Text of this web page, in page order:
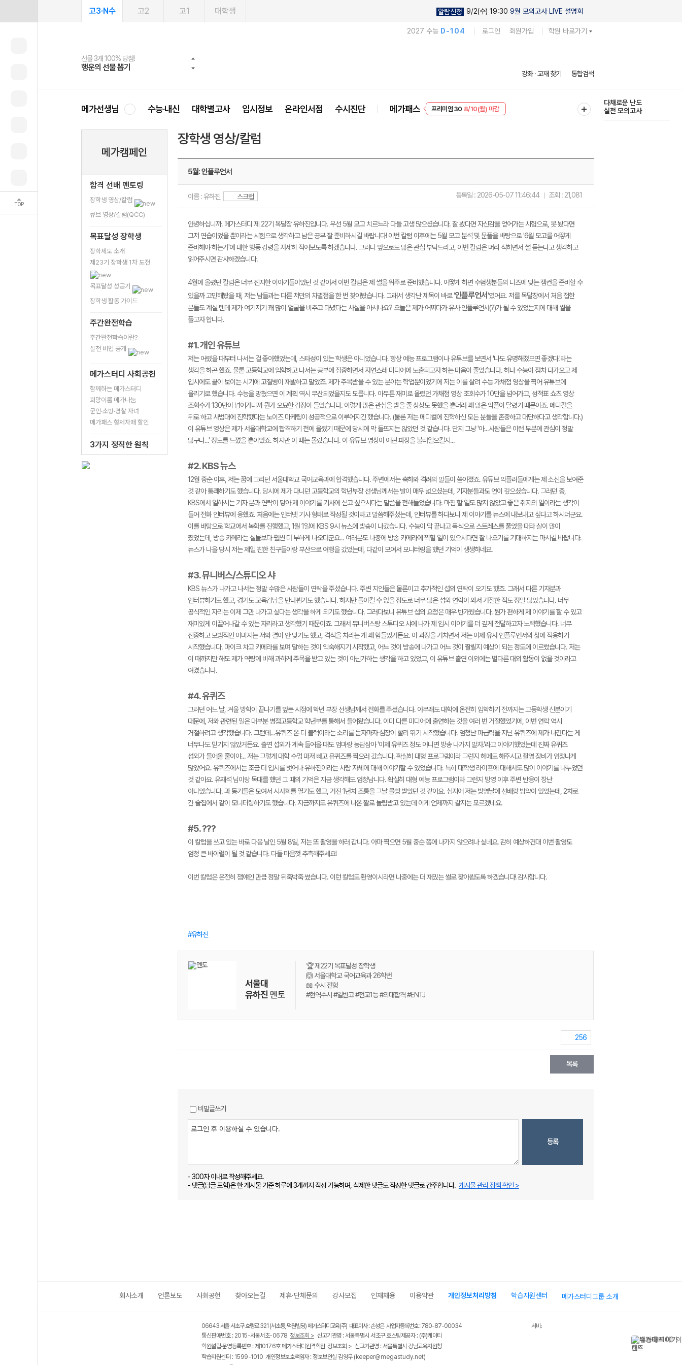
TOP
고3·N수 고2 고1 대학생 알람신청 9/2(수) 19:30 9월 모의고사 LIVE 설명회
2027 수능 D-104 로그인 회원가입 학원 바로가기
메가스터디
선물 3개 100% 당첨!
행운의 선물 뽑기
선물 100% 증정!
메가스터디 X 올리브
여름방학 스터디 캐시백
메가런 썸머스쿨
2027 러셀 단과
강사 공개선발
스마트러닝앱
설문 EVENT
메가패스
3일 무료 체험권
메가패스 수강생 무료혜택!
메가클럽 멤버십
사회공헌 캠페인
희망이룸 메가나눔
강좌 · 교재 찾기 통합검색
메가선생님 수능·내신 대학별고사 입시정보 온라인서점 수시진단 메가패스
EVENT 8/10(월) 마감
다채로운 난도
실전 모의고사
메가캠페인
합격 선배 멘토링
장학생 영상/칼럼
큐브 영상/칼럼(QCC)
목표달성 장학생
장학제도 소개
제23기 장학생 1차 도전
목표달성 성공기
장학생 활동 가이드
주간완전학습
주간완전학습이란?
실천 비법 공개
메가스터디 사회공헌
함께하는 메가스터디
희망이룸 메가나눔
군인·소방·경찰 자녀
메가패스 형제자매 할인
3가지 정직한 원칙
장학생 영상/칼럼
5월: 인플루언서
이름 : 유하진 스크랩 등록일 : 2026-05-07 11:46:44 조회 : 21,081
안녕하십니까. 메가스터디 제 22기 목달장 유하진입니다. 우선 5월 모고 치르느라 다들 고생 많으셨습니다. 잘 봤다면 자신감을 얻어가는 시험으로, 못 봤다면
그저 연습이었을 뿐이라는 시험으로 생각하고 남은 공부 잘 준비하시길 바랍니다! 이번 칼럼 이후에는 5월 모고 분석 및 문풀을 바탕으로 '6월 모고를 어떻게
준비해야 하는가'에 대한 행동 강령을 자세히 적어보도록 하겠습니다. 그러니 앞으로도 많은 관심 부탁드리고, 이번 칼럼은 머리 식히면서 썰 듣는다고 생각하고
읽어주시면 감사하겠습니다.
4월에 올렸던 칼럼은 너무 진지한 이야기들이었던 것 같아서 이번 칼럼은 제 썰을 위주로 준비했습니다. 어떻게 하면 수험생분들의 니즈에 맞는 잼컨을 준비할 수
있을까 고민해봤을 때, 저는 남들과는 다른 저만의 차별점을 한 번 찾아봤습니다. 그래서 생각난 제목이 바로 '인플루언서'였어요. 저를 목달장에서 처음 접한
분들도 계실 텐데 제가 여기저기 꽤 많이 얼굴을 비추고 다녔다는 사실을 아시나요? 오늘은 제가 어쩌다가 유사 인플루언서(?)가 될 수 있었는지에 대해 썰을
풀고자 합니다.
#1. 개인 유튜브
저는 어렸을 때부터 나서는 걸 좋아했었는데, 스타성이 있는 학생은 아니었습니다. 항상 예능 프로그램이나 유튜브를 보면서 '나도 유명해졌으면 좋겠다.'라는
생각을 하곤 했죠. 물론 고등학교에 입학하고 나서는 공부에 집중하면서 자연스레 미디어에 노출되고자 하는 마음이 줄었습니다. 허나 수능이 점차 다가오고 제
입시에도 끝이 보이는 시기에 고질병이 재발하고 말았죠. 제가 주목받을 수 있는 분야는 학업뿐이었기에 저는 이를 살려 수능 가채점 영상을 찍어 유튜브에
올리기로 했습니다. 수능을 망쳤으면 이 계획 역시 무산되었을지도 모릅니다. 아무튼 재미로 올렸던 가채점 영상 조회수가 10만을 넘어가고, 성적표 쇼츠 영상
조회수가 130만이 넘어가니까 뭔가 오묘한 감정이 들었습니다. 이렇게 많은 관심을 받을 줄 상상도 못했을 뿐더러 꽤 많은 악플이 달렸기 때문이죠. 메디컬을
뒤로 하고 사범대에 진학했다는 노이즈 마케팅이 성공적으로 이루어지긴 했습니다. (물론 저는 메디컬에 진학하신 모든 분들을 존중하고 대단하다고 생각합니다.)
이 유튜브 영상은 제가 서울대학교에 합격하기 전에 올렸기 때문에 당시에 막 들뜨지는 않았던 것 같습니다. 단지 그냥 '아...사람들은 이런 부분에 관심이 정말
많구나...' 정도를 느꼈을 뿐이었죠. 하지만 이 때는 몰랐습니다. 이 유튜브 영상이 어떤 파장을 불러일으킬지...
#2. KBS 뉴스
12월 중순 이후, 저는 꿈에 그리던 서울대학교 국어교육과에 합격했습니다. 주변에서는 축하와 격려의 말들이 쏟아졌죠. 유튜브 악플러들에게는 제 소신을 보여준
것 같아 통쾌하기도 했습니다. 당시에 제가 다니던 고등학교의 학년부장 선생님께서는 발이 매우 넓으셨는데, 기자분들과도 연이 깊으셨습니다. 그러던 중,
KBS에서 일하시는 기자 분과 연락이 닿아 제 이야기를 기사에 싣고 싶으시다는 말씀을 전해들었습니다. 마침 할 일도 많지 않았고 좋은 취지의 일이라는 생각이
들어 전화 인터뷰에 응했죠. 처음에는 인터넷 기사 형태로 작성될 것이라고 말씀해주셨는데, 인터뷰를 하다보니 제 이야기를 뉴스에 내보내고 싶다고 하시더군요.
이를 바탕으로 학교에서 녹화를 진행했고, 1월 1일에 KBS 9시 뉴스에 방송이 나갔습니다. 수능이 막 끝나고 폭식으로 스트레스를 풀었을 때라 살이 많이
쪘었는데, 방송 카메라는 실물보다 훨씬 더 부하게 나오더군요... 여러분도 나중에 방송 카메라에 찍힐 일이 있으시다면 잘 나오기를 기대하지는 마시길 바랍니다.
뉴스가 나올 당시 저는 제일 친한 친구들이랑 부산으로 여행을 갔었는데, 다같이 모여서 모니터링을 했던 기억이 생생하네요.
#3. 뮤니버스/스튜디오 샤
KBS 뉴스가 나가고 나서는 정말 수많은 사람들이 연락을 주셨습니다. 주변 지인들은 물론이고 추가적인 섭외 연락이 오기도 했죠. 그래서 다른 기자분과
인터뷰하기도 했고, 경기도 교육감님을 만나뵙기도 했습니다. 하지만 돌이킬 수 없을 정도로 너무 많은 섭외 연락이 와서 거절한 적도 정말 많았습니다. 너무
공식적인 자리는 이제 그만 나가고 싶다는 생각을 하게 되기도 했습니다. 그러다보니 유튜브 섭외 요청은 매우 반가웠습니다. 뭔가 편하게 제 이야기를 할 수 있고
재미있게 이끌어나갈 수 있는 자리라고 생각했기 때문이죠. 그래서 뮤니버스랑 스튜디오 샤에 나가 제 입시 이야기를 더 깊게 전달하고자 노력했습니다. 너무
진중하고 모범적인 이미지는 저와 결이 안 맞기도 했고, 격식을 차리는 게 꽤 힘들었거든요. 이 과정을 거치면서 저는 이제 유사 인플루언서의 삶에 적응하기
시작했습니다. 마이크 차고 카메라를 보며 말하는 것이 익숙해지기 시작했고, 어느 것이 방송에 나가고 어느 것이 짤릴지 예상이 되는 정도에 이르렀습니다. 저는
이 때까지만 해도 제가 역량에 비해 과하게 주목을 받고 있는 것이 아닌가하는 생각을 하고 있었고, 이 유튜브 출연 이외에는 별다른 대외 활동이 없을 것이라고
여겼습니다.
#4. 유퀴즈
그러던 어느 날, 겨울 방학이 끝나기를 앞둔 시점에 학년 부장 선생님께서 전화를 주셨습니다. 아무래도 대학에 온전히 입학하기 전까지는 고등학생 신분이기
때문에, 저와 관련된 일은 대부분 병점고등학교 학년부를 통해서 들어왔습니다. 이미 다른 미디어에 출연하는 것을 여러 번 거절했었기에, 이번 연락 역시
거절하려고 생각했습니다. 그런데...유퀴즈 온 더 블럭이라는 소리를 듣자마자 심장이 빨리 뛰기 시작했습니다. 엄청난 파급력을 지닌 유퀴즈에 제가 나간다는 게
너무나도 믿기지 않았거든요. 출연 섭외가 계속 들어올 때도 엄마랑 농담삼아 '이제 유퀴즈 정도 아니면 방송 나가지 말자.'라고 이야기했었는데 진짜 유퀴즈
섭외가 들어올 줄이야... 저는 그렇게 대학 수업 마저 빼고 유퀴즈를 찍으러 갔습니다. 확실히 대형 프로그램이라 그런지 헤메도 해주시고 촬영 장비가 엄청나게
많았어요. 유퀴즈에서는 조금 더 입시를 벗어나 유하진이라는 사람 자체에 대해 이야기할 수 있었습니다. 특히 대학생 라이프에 대해서도 많이 이야기를 나누었던
것 같아요. 유재석 님이랑 독대를 했던 그 때의 기억은 지금 생각해도 엄청납니다. 확실히 대형 예능 프로그램이라 그런지 방영 이후 주변 반응이 장난
아니었습니다. 과 동기들은 모여서 시사회를 열기도 했고, 거진 1년치 조롱을 그날 몰빵 받았던 것 같아요. 심지어 저는 방영날에 선배랑 밥약이 있었는데, 2차로
간 술집에서 같이 모니터링하기도 했습니다. 지금까지도 유퀴즈에 나온 짤로 놀림받고 있는데 이게 언제까지 갈지는 모르겠네요.
#5. ???
이 칼럼을 쓰고 있는 바로 다음 날인 5월 8일, 저는 또 촬영을 하러 갑니다. 아마 찍으면 5월 중순 쯤에 나가지 않으려나 싶네요. 감히 예상하건대 이번 촬영도
엄청 큰 바이럴이 될 것 같습니다. 다들 마음껏 추측해주세요!
이번 칼럼은 온전히 잼얘인 만큼 정말 뒤죽박죽 썼습니다. 이런 칼럼도 환영이시라면 나중에는 더 재밌는 썰로 찾아뵙도록 하겠습니다! 감사합니다.
유하진
서울대
유하진 멘토
🏆 제22기 목표달성 장학생
🙆 서울대학교 국어교육과 26학번
📖 수시 전형
#현역수시 #일반고 #전교1등 #의대합격 #ENTJ
256
목록
비밀글쓰기
등록
- 300자 이내로 작성해주세요.
- 댓글(답글 포함)은 한 게시물 기준 하루에 3개까지 작성 가능하며, 삭제한 댓글도 작성한 댓글로 간주합니다. 게시물 관리 정책 확인 >
회사소개 언론보도 사회공헌 찾아오는길 제휴·단체문의 강사모집 인재채용 이용약관 개인정보처리방침 학습지원센터 메가스터디그룹 소개
06643 서울 서초구 효령로 321 (서초동, 덕원빌딩) 메가스터디교육(주) 대표이사 : 손성은 사업자등록번호 : 780-87-00034
통신판매번호 : 2015-서울서초-0678 정보조회 > 신고기관명 : 서울특별시 서초구 호스팅제공자 : (주)케이티
학원설립·운영등록번호 : 제10176호 메가스터디원격학원 정보조회 > 신고기관명 : 서울특별시 강남교육지원청
학습지원센터 : 1599-1010 개인정보보호책임자 : 정보보안실 김영무(keeper@megastudy.net)
서비스 가입사실 확인